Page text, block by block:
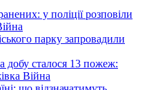
у поліції розповіли
парку запровадили
добу сталося 13 пожеж:
Війна